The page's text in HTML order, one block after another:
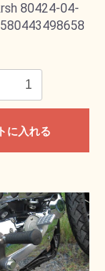
80424-04-
に入れる